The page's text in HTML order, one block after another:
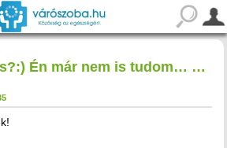
Fül vagy fejzúgás?:) Én már nem is tudom… és ami még mögötte van…